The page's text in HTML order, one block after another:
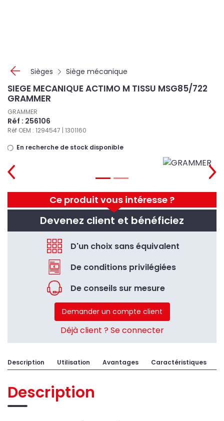
Sièges Siège mécanique
Ce produit vous intéresse ?
Devenez client et bénéficiez
D'un choix sans équivalent
De conditions privilégiées
De conseils sur mesure
Demander un compte client
Déjà client ? Se connecter
SIEGE MECANIQUE ACTIMO M TISSU MSG85/722
GRAMMER
GRAMMER
Réf : 256106
Réf OEM : 1294547 | 1301160
En recherche de stock disponible
Description Utilisation Avantages Caractéristiques
Description